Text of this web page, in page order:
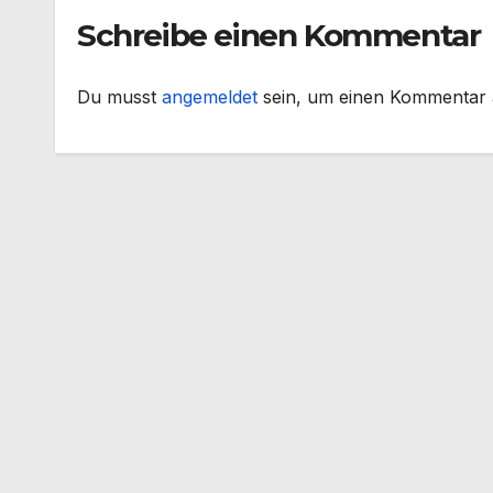
Schreibe einen Kommentar
Du musst angemeldet sein, um einen Kommentar